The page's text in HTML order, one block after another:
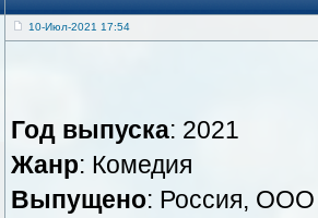
10-Июл-2021 17:54
Год выпуска: 2021
Жанр: Комедия
Выпущено: Россия, ООО